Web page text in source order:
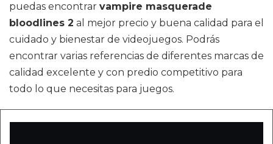
puedas encontrar vampire masquerade
bloodlines 2 al mejor precio y buena calidad para el
cuidado y bienestar de videojuegos. Podrás
encontrar varias referencias de diferentes marcas de
calidad excelente y con predio competitivo para
todo lo que necesitas para juegos.